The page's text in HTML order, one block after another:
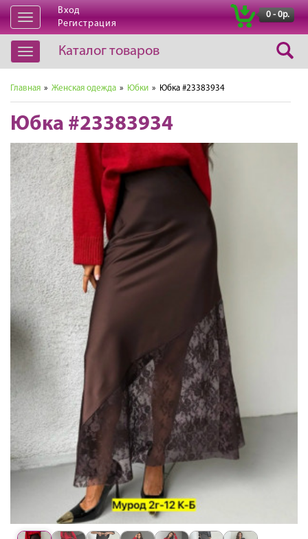
Открыть
навигацию
Вход
Регистрация
0 - 0р.
Открыть
навигацию
Каталог товаров
Главная » Женская одежда » Юбки » Юбка #23383934
Юбка #23383934